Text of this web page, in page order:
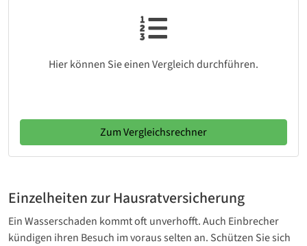
Hier können Sie einen Vergleich durchführen.
Zum Vergleichsrechner
Einzelheiten zur Hausratversicherung
Ein Wasserschaden kommt oft unverhofft. Auch Einbrecher
kündigen ihren Besuch im voraus selten an. Schützen Sie sich